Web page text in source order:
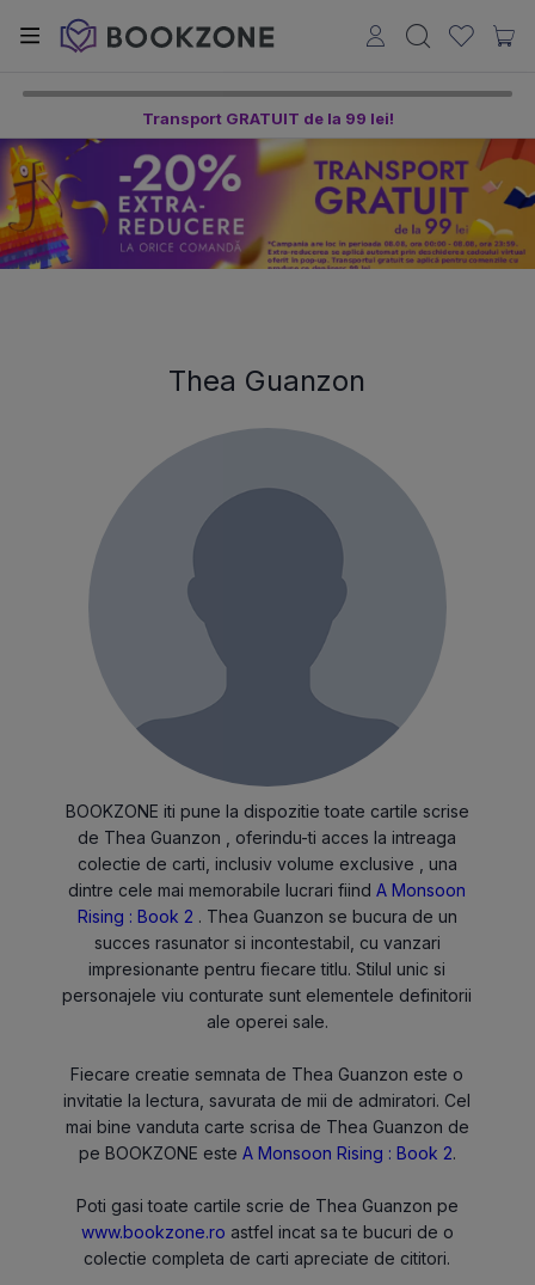
Transport GRATUIT de la 99 lei!
Thea Guanzon
BOOKZONE iti pune la dispozitie toate cartile scrise
de Thea Guanzon , oferindu-ti acces la intreaga
colectie de carti, inclusiv volume exclusive , una
dintre cele mai memorabile lucrari fiindA Monsoon
Rising : Book 2 . Thea Guanzon se bucura de un
succes rasunator si incontestabil, cu vanzari
impresionante pentru fiecare titlu. Stilul unic si
personajele viu conturate sunt elementele definitorii
ale operei sale.
Fiecare creatie semnata de Thea Guanzon este o
invitatie la lectura, savurata de mii de admiratori. Cel
mai bine vanduta carte scrisa de Thea Guanzon de
pe BOOKZONE este A Monsoon Rising : Book 2.
Poti gasi toate cartile scrie de Thea Guanzon pe
www.bookzone.ro astfel incat sa te bucuri de o
colectie completa de carti apreciate de cititori.